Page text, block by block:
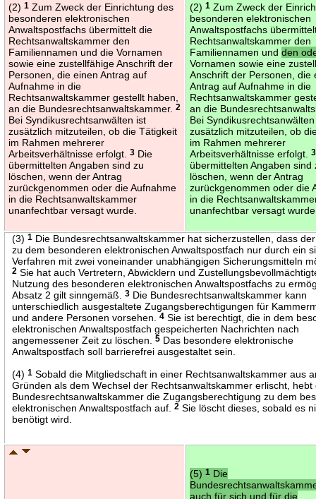
(2)1 Zum Zweck der Einrichtung des
besonderen elektronischen
Anwaltspostfachs übermittelt die
Rechtsanwaltskammer den
Familiennamen und die Vornamen
sowie eine zustellfähige Anschrift der
Personen, die einen Antrag auf
Aufnahme in die
Rechtsanwaltskammer gestellt haben,
an die Bundesrechtsanwaltskammer.2
Bei Syndikusrechtsanwälten ist
zusätzlich mitzuteilen, ob die Tätigkeit
im Rahmen mehrerer
Arbeitsverhältnisse erfolgt.3 Die
übermittelten Angaben sind zu
löschen, wenn der Antrag
zurückgenommen oder die Aufnahme
in die Rechtsanwaltskammer
unanfechtbar versagt wurde.
(2)1 Zum Zweck der
besonderen elektronischen
Anwaltspostfachs
Rechtsanwaltskammer den
Familiennamen undden
Vornamen sowie eine
Anschrift der Personen, die
Antrag auf Aufnahme in die
Rechtsanwaltskammer
an die
Bei
zusätzlich mitzuteilen, ob
im Rahmen mehrerer
Arbeitsverhältnisse erfolgt.3
übermittelten Angaben sind
löschen, wenn der Antrag
zurückgenommen oder die
in die
unanfechtbar versagt
(3)1 Die Bundesrechtsanwaltskammer hat sicherzustellen, dass
zu dem besonderen elektronischen Anwaltspostfach nur durch ein
Verfahren mit zwei voneinander unabhängigen Sicherungsmitteln
2 Sie hat auch Vertretern, Abwicklern und
Nutzung des besonderen elektronischen Anwaltspostfachs zu
Absatz 2 gilt sinngemäß.3 Die Bundesrechtsanwaltskammer kann
unterschiedlich ausgestaltete Zugangsberechtigungen für
und andere Personen vorsehen.4 Sie ist berechtigt, die in dem
elektronischen Anwaltspostfach gespeicherten Nachrichten nach
angemessener Zeit zu löschen.5 Das besondere elektronische
Anwaltspostfach soll barrierefrei ausgestaltet sein.
(4)1 Sobald die Mitgliedschaft in einer Rechtsanwaltskammer aus
Gründen als dem Wechsel der Rechtsanwaltskammer erlischt, hebt
Bundesrechtsanwaltskammer die Zugangsberechtigung zu dem
elektronischen Anwaltspostfach auf.2 Sie löscht dieses, sobald es
benötigt wird.
(5)1 Die
auch für sich und für die